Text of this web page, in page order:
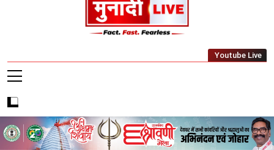
Munadi Live – Jharkhand's Leading Local
Youtube Live